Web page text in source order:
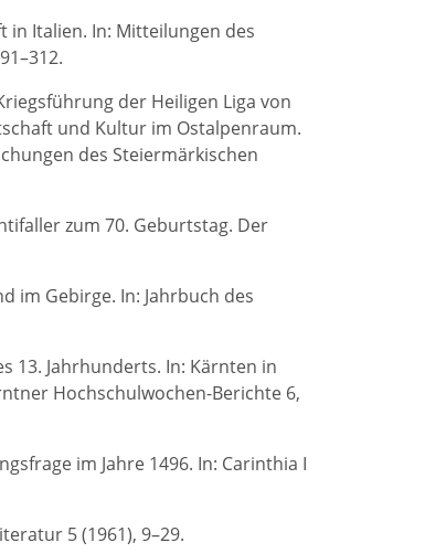
in Italien. In: Mitteilungen des
der Heiligen Liga von
und Kultur im Ostalpenraum.
des Steiermärkischen
zum 70. Geburtstag. Der
im Gebirge. In: Jahrbuch des
13. Jahrhunderts. In: Kärnten in
Hochschulwochen-Berichte 6,
im Jahre 1496. In: Carinthia I
5 (1961), 9–29.